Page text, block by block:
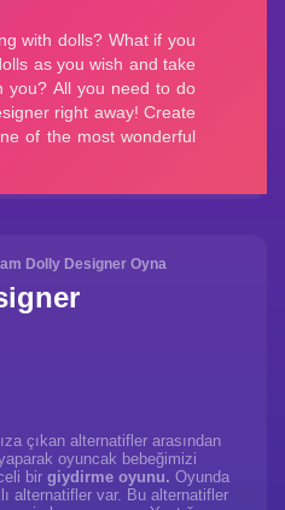
Dolly Designer Oyna
çıkan alternatifler arasından
oyuncak bebeğimizi
bir giydirme oyunu. Oyunda
alternatifler var. Bu alternatifler